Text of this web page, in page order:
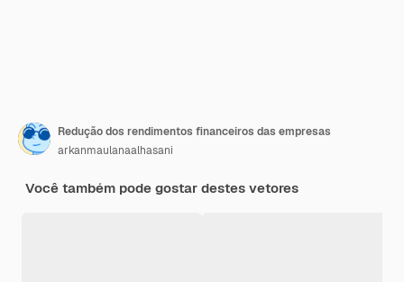
Redução dos rendimentos financeiros das empresas
arkanmaulanaalhasani
Você também pode gostar destes vetores